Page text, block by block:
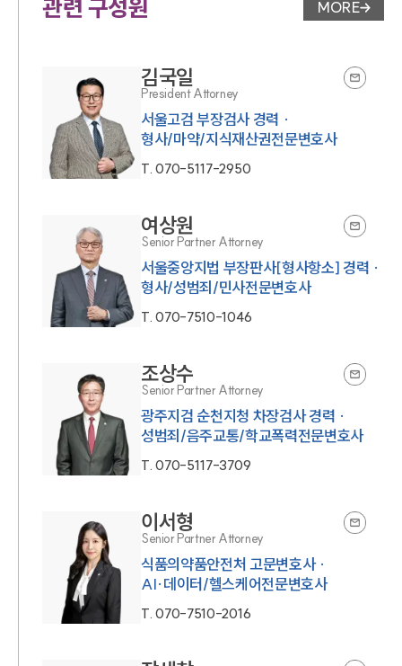
관련 구성원 변호사 페
MORE
김국일
President Attorney
서울고검 부장검사 경력 ·
형사/마약/지식재산권전문변호사
T.070-5117-2950
여상원
Senior Partner Attorney
서울중앙지법 부장판사[형사항소] 경력 ·
형사/성범죄/민사전문변호사
T.070-7510-1046
조상수
Senior Partner Attorney
광주지검 순천지청 차장검사 경력 ·
성범죄/음주교통/학교폭력전문변호사
T.070-5117-3709
이서형
Senior Partner Attorney
식품의약품안전처 고문변호사 ·
AI·데이터/헬스케어전문변호사
T.070-7510-2016